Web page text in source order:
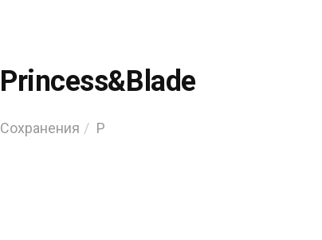
Princess&Blade
Сохранения P